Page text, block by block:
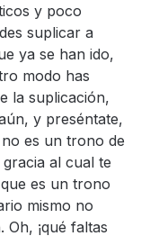
y poco
suplicar a
ya se han ido,
modo has
la suplicación,
y preséntate,
es un trono de
al cual te
es un trono
mismo no
¡qué faltas